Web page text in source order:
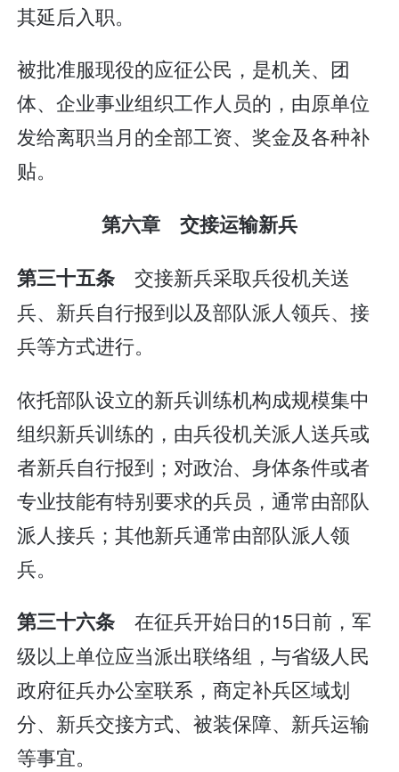
其延后入职。
被批准服现役的应征公民，是机关、团
体、企业事业组织工作人员的，由原单位
发给离职当月的全部工资、奖金及各种补
贴。
第六章 交接运输新兵
第三十五条 交接新兵采取兵役机关送
兵、新兵自行报到以及部队派人领兵、接
兵等方式进行。
依托部队设立的新兵训练机构成规模集中
组织新兵训练的，由兵役机关派人送兵或
者新兵自行报到；对政治、身体条件或者
专业技能有特别要求的兵员，通常由部队
派人接兵；其他新兵通常由部队派人领
兵。
第三十六条 在征兵开始日的15日前，军
级以上单位应当派出联络组，与省级人民
政府征兵办公室联系，商定补兵区域划
分、新兵交接方式、被装保障、新兵运输
等事宜。